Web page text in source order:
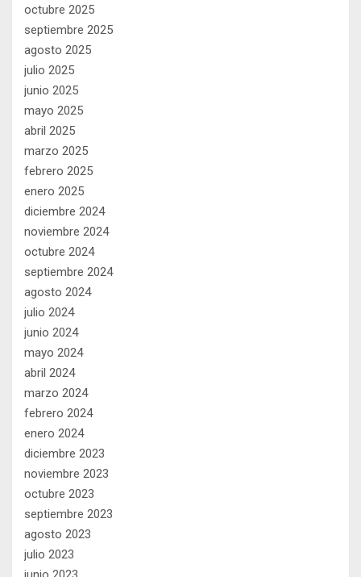
octubre 2025
septiembre 2025
agosto 2025
julio 2025
junio 2025
mayo 2025
abril 2025
marzo 2025
febrero 2025
enero 2025
diciembre 2024
noviembre 2024
octubre 2024
septiembre 2024
agosto 2024
julio 2024
junio 2024
mayo 2024
abril 2024
marzo 2024
febrero 2024
enero 2024
diciembre 2023
noviembre 2023
octubre 2023
septiembre 2023
agosto 2023
julio 2023